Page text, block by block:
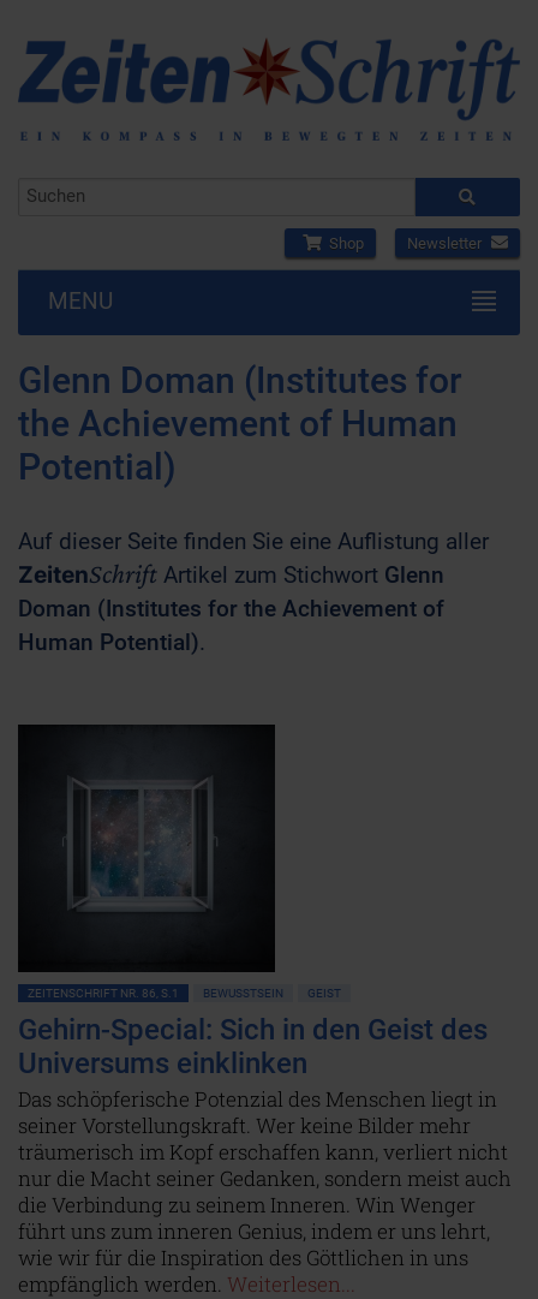
Shop Newsletter
MENU
Glenn Doman (Institutes for
the Achievement of Human
Potential)
Auf dieser Seite finden Sie eine Auflistung aller
ZeitenSchrift Artikel zum Stichwort Glenn
Doman (Institutes for the Achievement of
Human Potential).
ZEITENSCHRIFT NR. 86, S.1 BEWUSSTSEIN GEIST
Gehirn-Special: Sich in den Geist des
Universums einklinken
Das schöpferische Potenzial des Menschen liegt in
seiner Vorstellungskraft. Wer keine Bilder mehr
träumerisch im Kopf erschaffen kann, verliert nicht
nur die Macht seiner Gedanken, sondern meist auch
die Verbindung zu seinem Inneren. Win Wenger
führt uns zum inneren Genius, indem er uns lehrt,
wie wir für die Inspiration des Göttlichen in uns
empfänglich werden. Weiterlesen...